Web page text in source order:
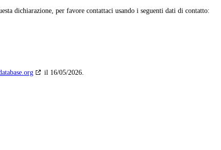
dichiarazione, per favore contattaci usando i seguenti dati di contatto:
il 16/05/2026.